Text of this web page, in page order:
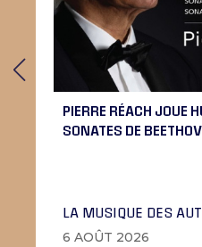
PIERRE RÉACH JOUE
SONATES DE
LA MUSIQUE DES
6 AOÛT 2026